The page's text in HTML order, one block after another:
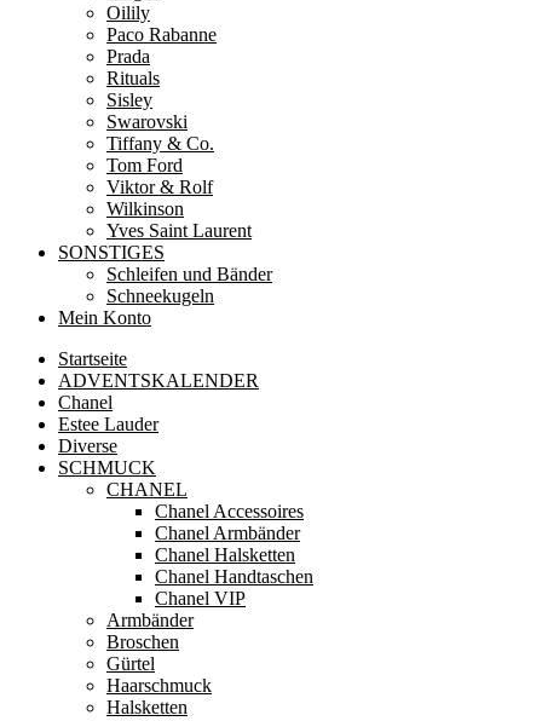
Oilily
Paco Rabanne
Prada
Rituals
Sisley
Swarovski
Tiffany & Co.
Tom Ford
Viktor & Rolf
Wilkinson
Yves Saint Laurent
SONSTIGES
Schleifen und Bänder
Schneekugeln
Mein Konto
Startseite
ADVENTSKALENDER
Chanel
Estee Lauder
Diverse
SCHMUCK
CHANEL
Chanel Accessoires
Chanel Armbänder
Chanel Halsketten
Chanel Handtaschen
Chanel VIP
Armbänder
Broschen
Gürtel
Haarschmuck
Halsketten